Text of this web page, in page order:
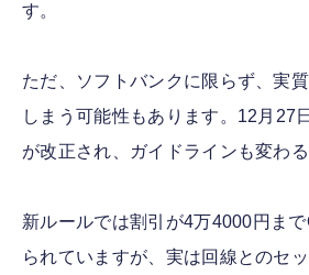
す。
ただ、ソフトバンクに限らず、実
しまう可能性もあります。12月27
が改正され、ガイドラインも変わる
新ルールでは割引が4万4000円まで
られていますが、実は回線とのセ